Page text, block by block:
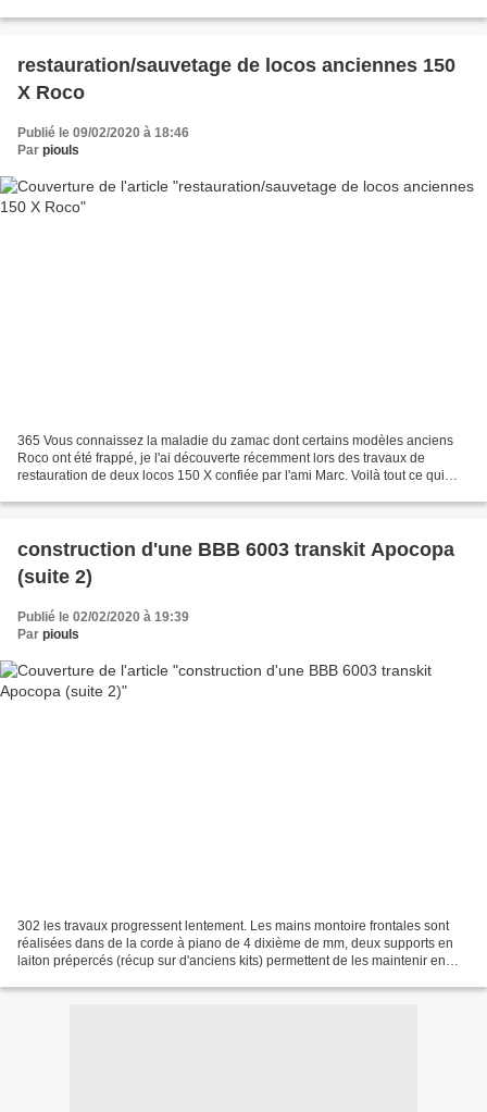
restauration/sauvetage de locos anciennes 150
X Roco
Publié le 09/02/2020 à 18:46
Par piouls
365 Vous connaissez la maladie du zamac dont certains modèles anciens
Roco ont été frappé, je l'ai découverte récemment lors des travaux de
restauration de deux locos 150 X confiée par l'ami Marc. Voilà tout ce qui
construction d'une BBB 6003 transkit Apocopa
(suite 2)
Publié le 02/02/2020 à 19:39
Par piouls
302 les travaux progressent lentement. Les mains montoire frontales sont
réalisées dans de la corde à piano de 4 dixième de mm, deux supports en
laiton prépercés (récup sur d'anciens kits) permettent de les maintenir en